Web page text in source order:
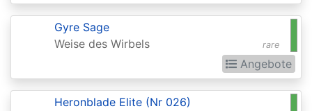
Dominaria
United:
Commander
rare
Gyre Sage
Weise des Wirbels
Angebote
Heronblade Elite (Nr 026)